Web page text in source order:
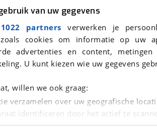
van uw gegevens
partners verwerken je
zoals cookies om informatie op
advertenties en content,
U kunt kiezen wie uw gegevens
willen we ook graag:
verzamelen over uw geografische
identificeren door het actief te
hoe uw persoonlijke gegevens worden
van
Disclaimer- en Privacyverklaring